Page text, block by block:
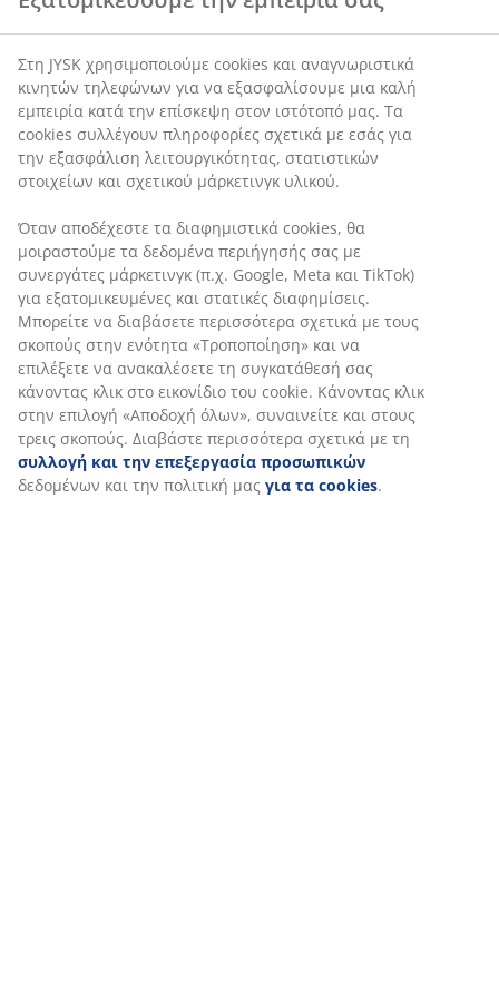
Στη JYSK χρησιμοποιούμε cookies και αναγνωριστικά
κινητών τηλεφώνων για να εξασφαλίσουμε μια καλή
εμπειρία κατά την επίσκεψη στον ιστότοπό μας. Τα
cookies συλλέγουν πληροφορίες σχετικά με εσάς για
την εξασφάλιση λειτουργικότητας, στατιστικών
στοιχείων και σχετικού μάρκετινγκ υλικού.
Όταν αποδέχεστε τα διαφημιστικά cookies, θα
μοιραστούμε τα δεδομένα περιήγησής σας με
συνεργάτες μάρκετινγκ (π.χ. Google, Meta και TikTok)
για εξατομικευμένες και στατικές διαφημίσεις.
Μπορείτε να διαβάσετε περισσότερα σχετικά με τους
σκοπούς στην ενότητα «Τροποποίηση» και να
επιλέξετε να ανακαλέσετε τη συγκατάθεσή σας
κάνοντας κλικ στο εικονίδιο του cookie. Κάνοντας κλικ
στην επιλογή «Αποδοχή όλων», συναινείτε και στους
τρεις σκοπούς. Διαβάστε περισσότερα σχετικά με τη
συλλογή και την επεξεργασία προσωπικών
δεδομένων και την πολιτική μας για τα cookies.